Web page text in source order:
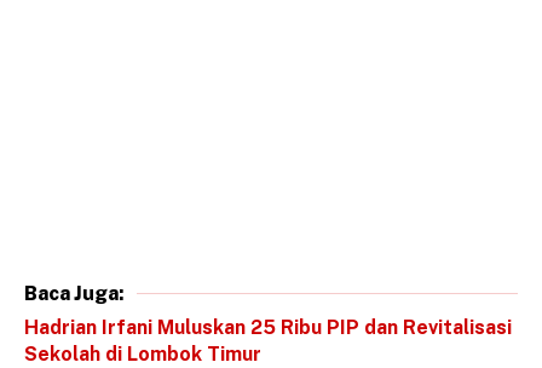
Baca Juga:
Hadrian Irfani Muluskan 25 Ribu PIP dan Revitalisasi
Sekolah di Lombok Timur